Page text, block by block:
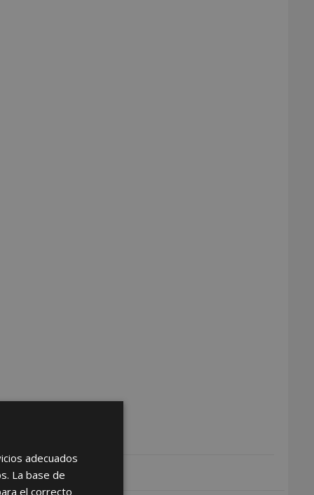
adecuados
La base de
el correcto